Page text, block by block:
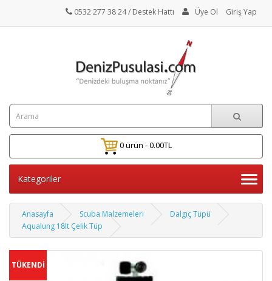
0532 277 38 24/ Destek Hattı Üye Ol Giriş Yap
0 ürün - 0.00TL
Kategoriler
Anasayfa Scuba Malzemeleri
Dalgıç Tüpü
Aqualung 18lt Çelik Tüp
TÜKENDİ